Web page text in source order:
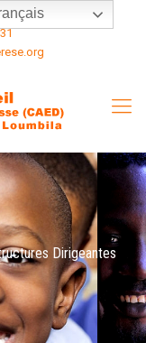
96 76
Dirigeantes